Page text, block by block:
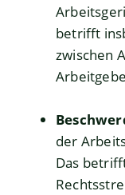
betrifft
zwischen
der
Das